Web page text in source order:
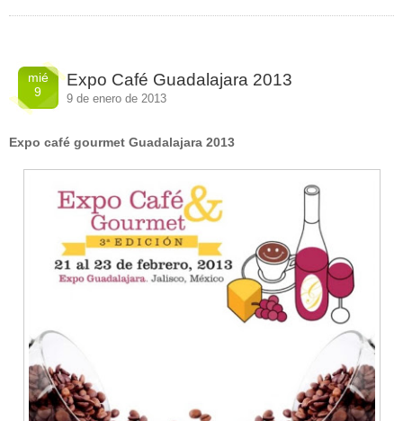
mié
9
Expo Café Guadalajara 2013
9 de enero de 2013
Expo café gourmet Guadalajara 2013